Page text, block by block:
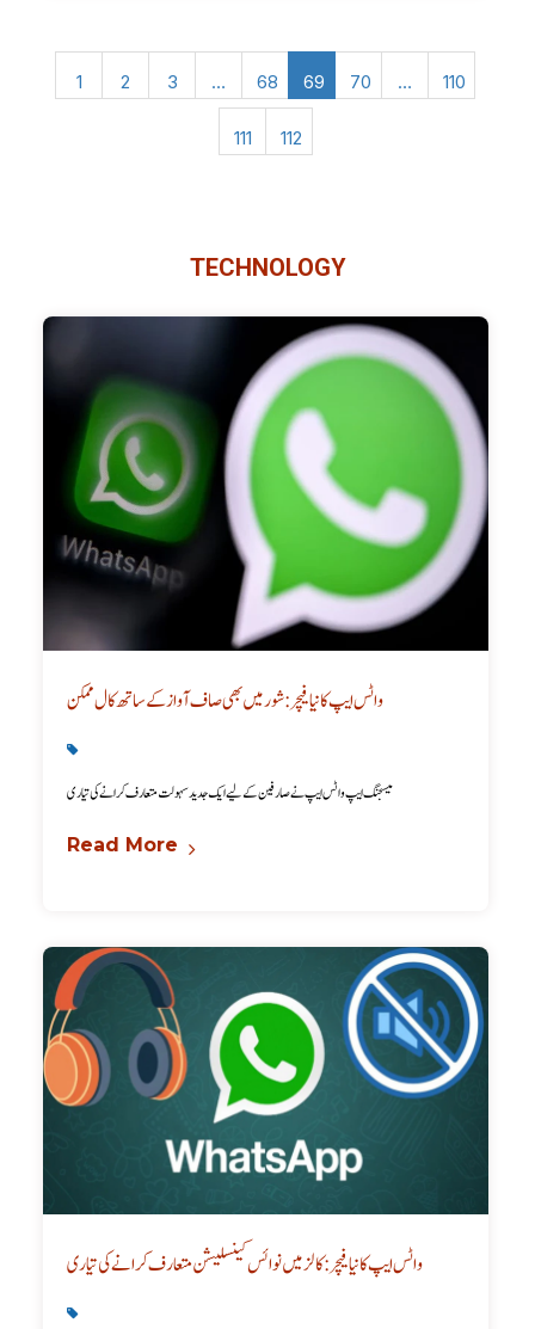
1 2 3 … 68 69 70 … 110
111 112
TECHNOLOGY
واٹس ایپ کا نیا فیچر: شور میں بھی صاف آواز کے ساتھ کال ممکن
میسجنگ ایپ واٹس ایپ نے صارفین کے لیے ایک جدید سہولت متعارف کرانے کی تیاری
Read More
واٹس ایپ کا نیا فیچر: کالز میں نوائس کینسلیشن متعارف کرانے کی تیاری